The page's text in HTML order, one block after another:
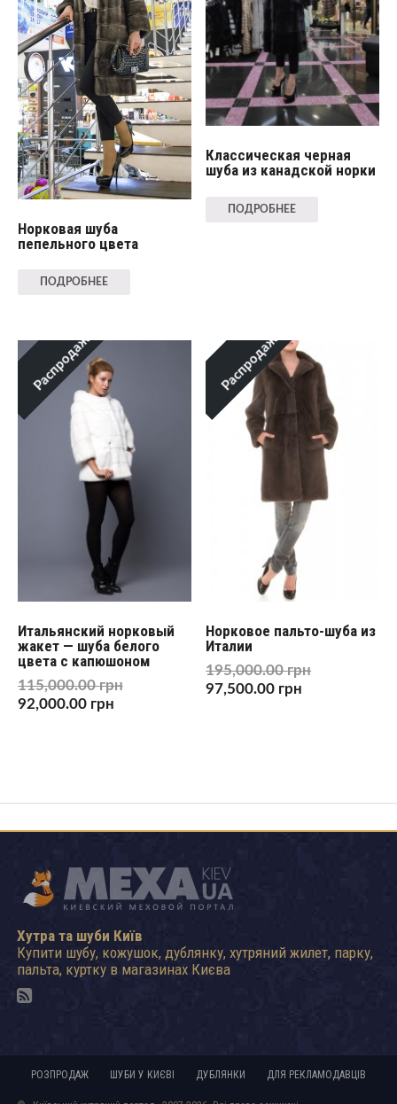
Норковая шуба
пепельного цвета
ПОДРОБНЕЕ
Классическая черная
шуба из канадской норки
ПОДРОБНЕЕ
Распродажа!
Итальянский норковый
жакет — шуба белого
цвета с капюшоном
115,000.00грн
92,000.00 грн
Распродажа!
Норковое пальто-шуба из
Италии
195,000.00грн
97,500.00 грн
Хутра та шуби Київ
Купити шубу, кожушок, дублянку, хутряний жилет, парку,
пальта, куртку в магазинах Києва
РОЗПРОДАЖ ШУБИ У КИЄВІ ДУБЛЯНКИ ДЛЯ РЕКЛАМОДАВЦІВ